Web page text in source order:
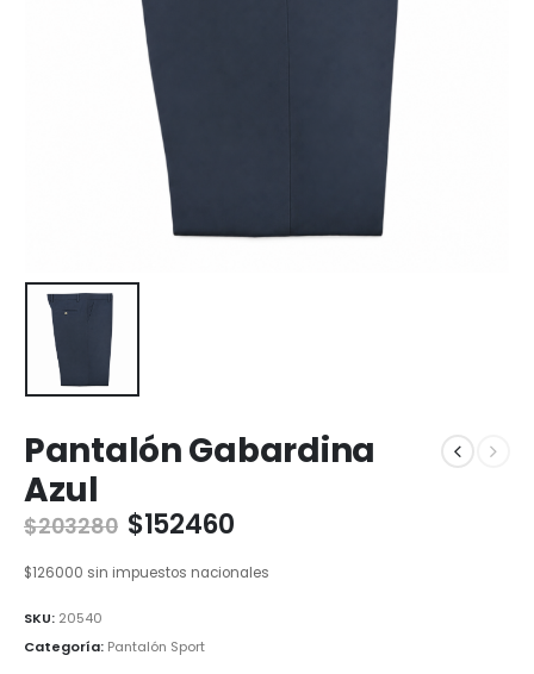
Pantalón Gabardina
Azul
$203280 $152460
$126000 sin impuestos nacionales
SKU: 20540
Categoría: Pantalón Sport